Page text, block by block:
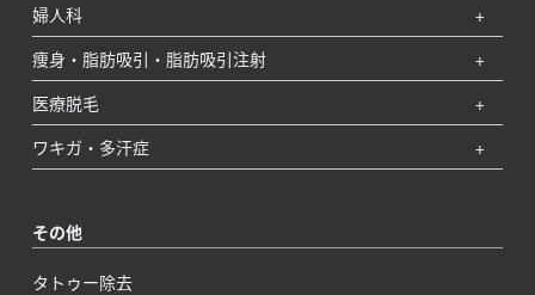
婦人科
痩身・脂肪吸引・脂肪吸引注射
医療脱毛
ワキガ・多汗症
その他
タトゥー除去